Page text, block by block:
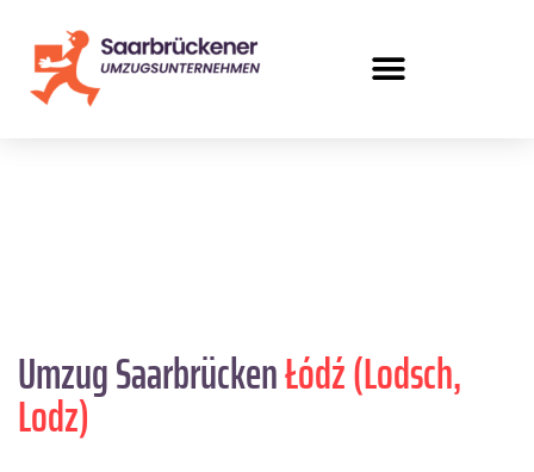
Umzug SaarbrückenŁódź (Lodsch,
Lodz)